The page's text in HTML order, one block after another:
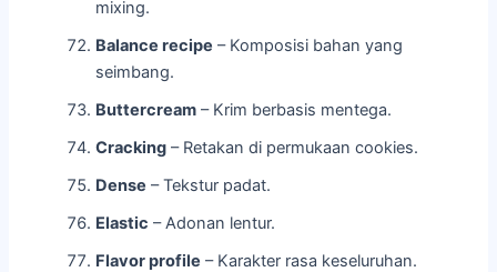
mixing.
Balance recipe – Komposisi bahan yang
seimbang.
Buttercream – Krim berbasis mentega.
Cracking – Retakan di permukaan cookies.
Dense – Tekstur padat.
Elastic – Adonan lentur.
Flavor profile – Karakter rasa keseluruhan.